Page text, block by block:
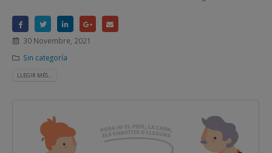
30 Novembre, 2021
Sin categoría
LLEGIR MÉS...